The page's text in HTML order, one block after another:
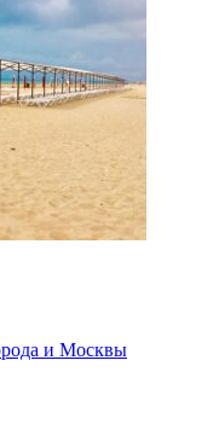
и Москвы